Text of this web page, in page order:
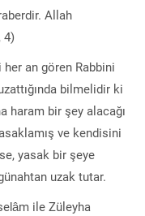
Allah
4)
an gören Rabbini
bilmelidir ki
haram bir şey alacağı
ve kendisini
yasak bir şeye
uzak tutar.
ile Züleyha